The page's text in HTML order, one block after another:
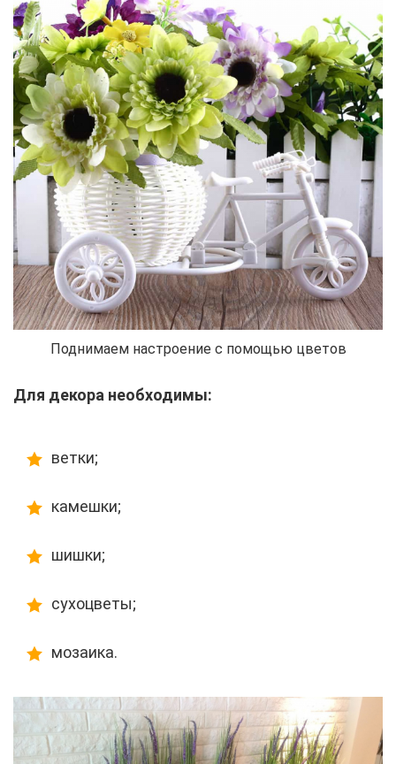
Поднимаем настроение с помощью цветов
Для декора необходимы:
ветки;
камешки;
шишки;
сухоцветы;
мозаика.